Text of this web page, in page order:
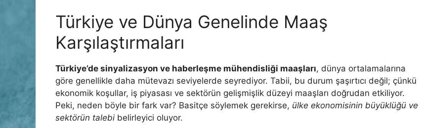
Türkiye ve Dünya Genelinde Maaş
Karşılaştırmaları
Türkiye’de sinyalizasyon ve haberleşme mühendisliği maaşları, dünya ortalamalarına
göre genellikle daha mütevazı seviyelerde seyrediyor. Tabii, bu durum şaşırtıcı değil; çünkü
ekonomik koşullar, iş piyasası ve sektörün gelişmişlik düzeyi maaşları doğrudan etkiliyor.
Peki, neden böyle bir fark var? Basitçe söylemek gerekirse, ülke ekonomisinin büyüklüğü ve
sektörün talebi belirleyici oluyor.